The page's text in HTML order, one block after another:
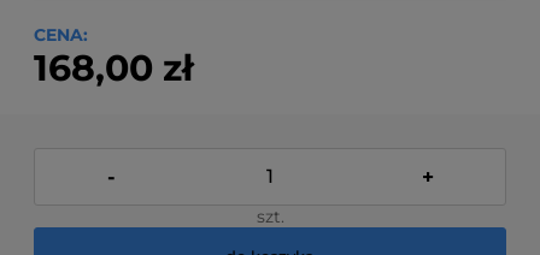
CENA:
168,00 zł
- +
szt.